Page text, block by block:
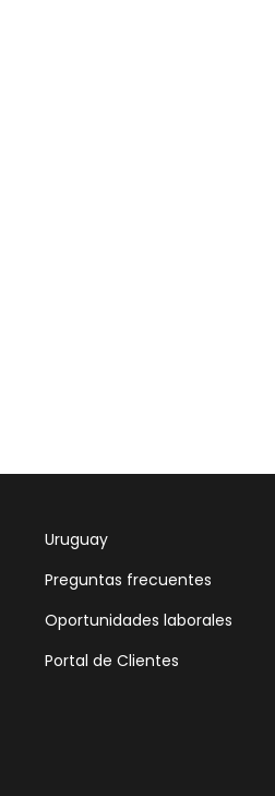
Uruguay
Preguntas frecuentes
Oportunidades laborales
Portal de Clientes